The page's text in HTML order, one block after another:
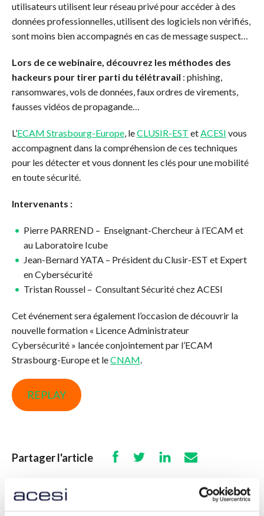
utilisateurs utilisent leur réseau privé pour accéder à des
données professionnelles, utilisent des logiciels non vérifiés,
sont moins bien accompagnés en cas de message suspect…
Lors de ce webinaire, découvrez les méthodes des
hackeurs pour tirer parti du télétravail : phishing,
ransomwares, vols de données, faux ordres de virements,
fausses vidéos de propagande…
L’ECAM Strasbourg-Europe, leCLUSIR-EST etACESI vous
accompagnent dans la compréhension de ces techniques
pour les détecter et vous donnent les clés pour une mobilité
en toute sécurité.
Intervenants :
Pierre PARREND – Enseignant-Chercheur à l’ECAM et
au Laboratoire Icube
Jean-Bernard YATA – Président du Clusir-EST et Expert
en Cybersécurité
Tristan Roussel – Consultant Sécurité chez ACESI
Cet événement sera également l’occasion de découvrir la
nouvelle formation « Licence Administrateur
Cybersécurité » lancée conjointement par l’ECAM
Strasbourg-Europe et leCNAM.
REPLAY
Partager l'article